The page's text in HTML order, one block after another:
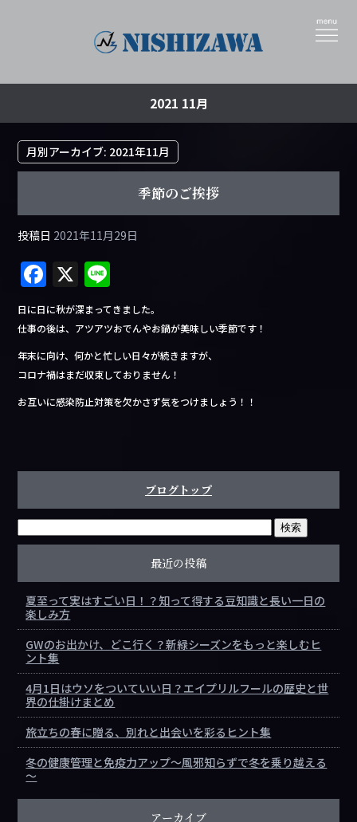
2021 11月
月別アーカイブ: 2021年11月
季節のご挨拶
投稿日 2021年11月29日
F
a
c
e
b
o
X
n
e
日に日に秋が深まってきました。
仕事の後は、アツアツおでんやお鍋が美味しい季節です！
年末に向け、何かと忙しい日々が続きますが、
コロナ禍はまだ収束しておりません！
お互いに感染防止対策を欠かさず気をつけましょう！！
ブログトップ
最近の投稿
夏至って実はすごい日！？知って得する豆知識と長い一日の
楽しみ方
GWのお出かけ、どこ行く？新緑シーズンをもっと楽しむヒ
ント集
4月1日はウソをついていい日？エイプリルフールの歴史と世
界の仕掛けまとめ
旅立ちの春に贈る、別れと出会いを彩るヒント集
冬の健康管理と免疫力アップ～風邪知らずで冬を乗り越える
～
アーカイブ